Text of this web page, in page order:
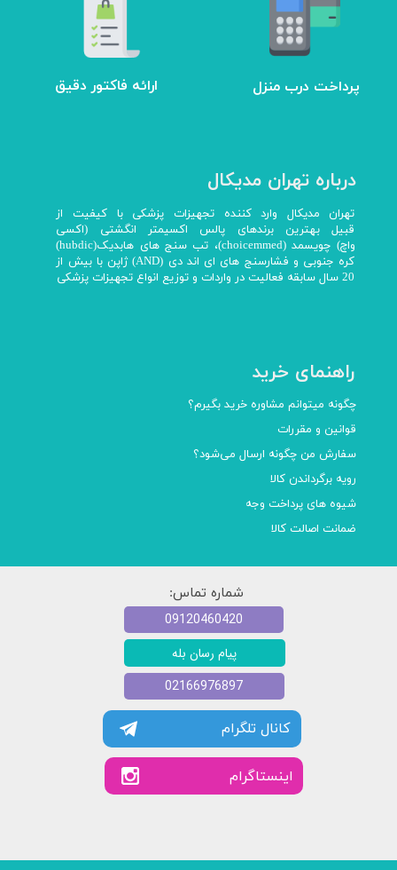
ارائه فاکتور دقیق پرداخت درب منزل
درباره تهران مدیکال
تهران مدیکال وارد کننده تجهیزات پزشکی با کیفیت از
قبیل بهترین برندهای پالس اکسیمتر انگشتی (اکسی
واچ) چویسمد (choicemmed)، تب سنج های هابدیک(hubdic)
کره جنوبی و فشارسنج های ای اند دی (AND) ژاپن با بیش از
20 سال سابقه فعالیت در واردات و توزیع انواع تجهیزات پزشکی
راهنمای خرید
چگونه میتوانم مشاوره خرید بگیرم؟
قوانین و مقررات
سفارش من چگونه ارسال می‌شود؟
رویه برگرداندن کالا
شیوه های پرداخت وجه
ضمانت اصالت کالا
شماره تماس:
کانال تلگرام
​​اینستاگرام
پیام رسان بله
09120460420
02166976897